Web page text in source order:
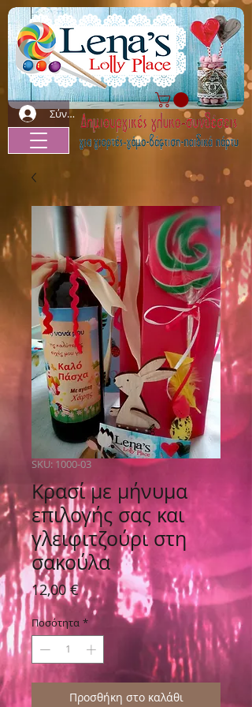
Σύνδεση
SKU: 1000-03
Κρασί με μήνυμα
επιλογής σας και
γλειφιτζούρι στη
σακούλα
12,00 €Τιμή
Ποσότητα *
Προσθήκη στο καλάθι